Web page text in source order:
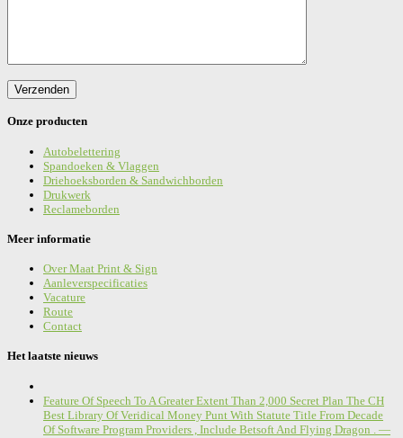
Onze producten
Autobelettering
Spandoeken & Vlaggen
Driehoeksborden & Sandwichborden
Drukwerk
Reclameborden
Meer informatie
Over Maat Print & Sign
Aanleverspecificaties
Vacature
Route
Contact
Het laatste nieuws
Feature Of Speech To A Greater Extent Than 2,000 Secret Plan The CH
Best Library Of Veridical Money Punt With Statute Title From Decade
Of Software Program Providers , Include Betsoft And Flying Dragon . —